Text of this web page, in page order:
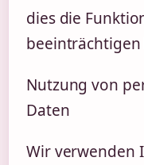
dies die
beeinträchtigen
Nutzung von
Daten
Wir verwenden